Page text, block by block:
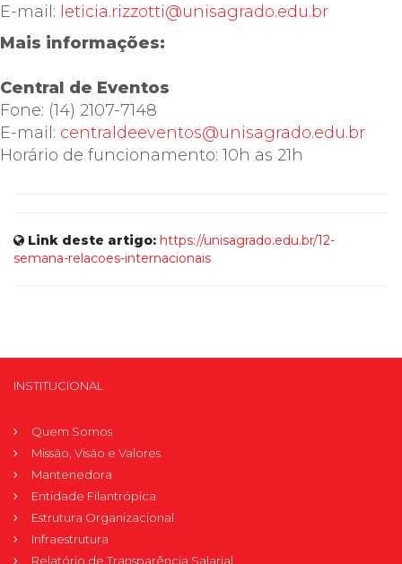
E-mail: leticia.rizzotti@unisagrado.edu.br
Mais informações:
Central de Eventos
Fone: (14) 2107-7148
E-mail: centraldeeventos@unisagrado.edu.br
Horário de funcionamento: 10h as 21h
Link deste artigo: https://unisagrado.edu.br/12-
semana-relacoes-internacionais
INSTITUCIONAL
Quem Somos
Missão, Visão e Valores
Mantenedora
Entidade Filantrópica
Estrutura Organizacional
Infraestrutura
Relatório de Transparência Salarial